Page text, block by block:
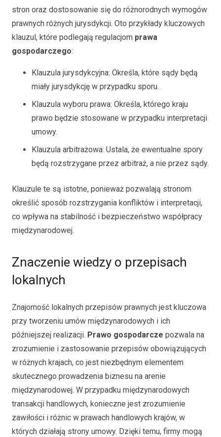
stron oraz dostosowanie się do różnorodnych wymogów
prawnych różnych jurysdykcji. Oto przykłady kluczowych
klauzul, które podlegają regulacjom prawa
gospodarczego:
Klauzula jurysdykcyjna: Określa, które sądy będą
miały jurysdykcję w przypadku sporu.
Klauzula wyboru prawa: Określa, którego kraju
prawo będzie stosowane w przypadku interpretacji
umowy.
Klauzula arbitrażowa: Ustala, że ewentualne spory
będą rozstrzygane przez arbitraż, a nie przez sądy.
Klauzule te są istotne, ponieważ pozwalają stronom
określić sposób rozstrzygania konfliktów i interpretacji,
co wpływa na stabilność i bezpieczeństwo współpracy
międzynarodowej.
Znaczenie wiedzy o przepisach
lokalnych
Znajomość lokalnych przepisów prawnych jest kluczowa
przy tworzeniu umów międzynarodowych i ich
późniejszej realizacji. Prawo gospodarcze pozwala na
zrozumienie i zastosowanie przepisów obowiązujących
w różnych krajach, co jest niezbędnym elementem
skutecznego prowadzenia biznesu na arenie
międzynarodowej. W przypadku międzynarodowych
transakcji handlowych, konieczne jest zrozumienie
zawiłości i różnic w prawach handlowych krajów, w
których działają strony umowy. Dzięki temu, firmy mogą